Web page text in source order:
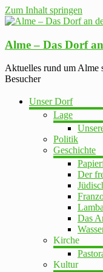
Zum Inhalt springen
Alme – Das Dorf
Aktuelles rund um Alme
Besucher
Unser Dorf
Lage
Politik
Geschichte
Der
Das
Kirche
Kultur